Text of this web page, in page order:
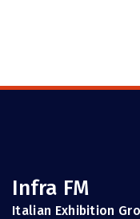
Infra FM
Italian Exhibition